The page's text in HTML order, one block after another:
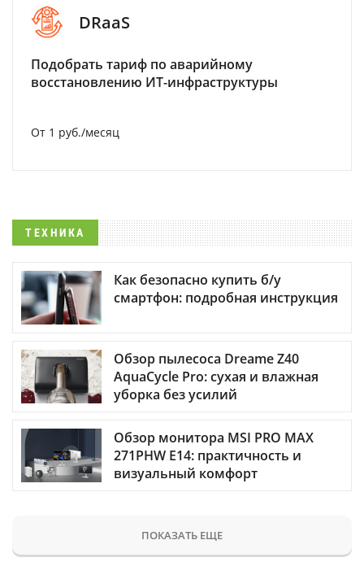
DRaaS
Подобрать тариф по аварийному
восстановлению ИТ-инфраструктуры
От 1 руб./месяц
ТЕХНИКА
Как безопасно купить б/у
смартфон: подробная инструкция
Обзор пылесоса Dreame Z40
AquaCycle Pro: сухая и влажная
уборка без усилий
Обзор монитора MSI PRO MAX
271PHW E14: практичность и
визуальный комфорт
ПОКАЗАТЬ ЕЩЕ